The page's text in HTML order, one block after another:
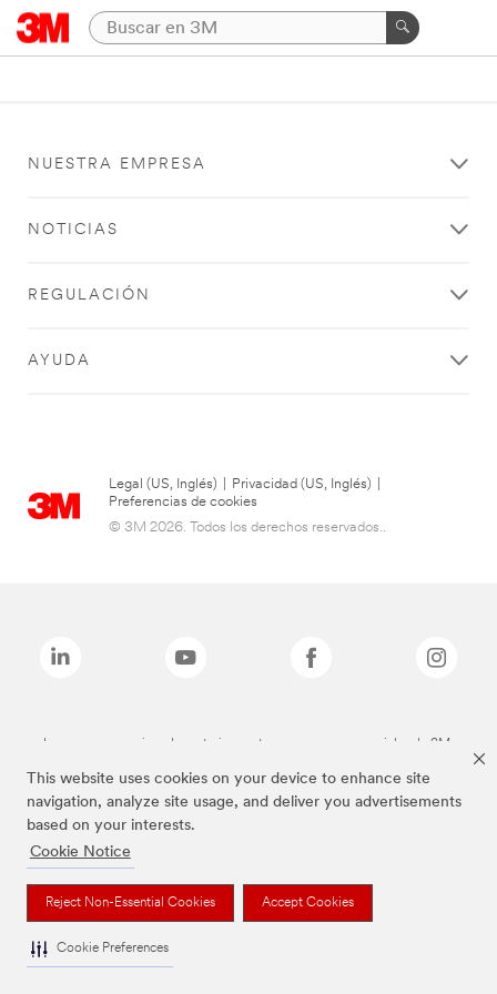
This website uses cookies on your device to enhance site
navigation, analyze site usage, and deliver you advertisements
based on your interests.
Cookie Notice
Reject Non-Essential Cookies Accept Cookies
Cookie Preferences
NUESTRA EMPRESA
NOTICIAS
REGULACIÓN
AYUDA
Legal (US, Inglés) Privacidad (US, Inglés)
Preferencias de cookies
© 3M 2026. Todos los derechos reservados..
Las marcas mencionadas anteriormente son marcas comerciales de 3M.